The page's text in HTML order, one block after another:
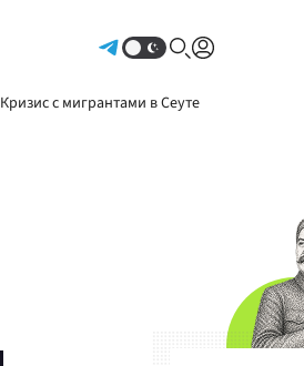
Кризис с мигрантами в Сеуте